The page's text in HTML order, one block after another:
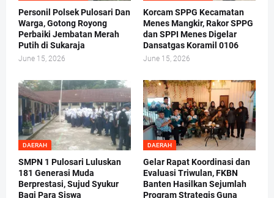
Personil Polsek Pulosari Dan
Warga, Gotong Royong
Perbaiki Jembatan Merah
Putih di Sukaraja
June 15, 2026
Korcam SPPG Kecamatan
Menes Mangkir, Rakor SPPG
dan SPPI Menes Digelar
Dansatgas Koramil 0106
June 15, 2026
DAERAH
SMPN 1 Pulosari Luluskan
181 Generasi Muda
Berprestasi, Sujud Syukur
Bagi Para Siswa
DAERAH
Gelar Rapat Koordinasi dan
Evaluasi Triwulan, FKBN
Banten Hasilkan Sejumlah
Program Strategis Guna